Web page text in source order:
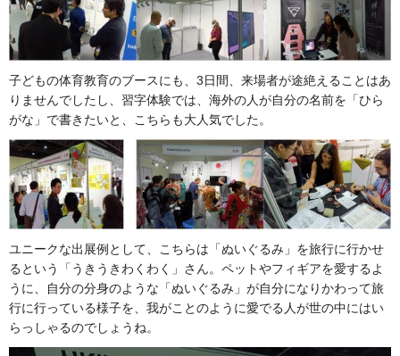
子どもの体育教育のブースにも、3日間、来場者が途絶えることはあ
りませんでしたし、習字体験では、海外の人が自分の名前を「ひら
がな」で書きたいと、こちらも大人気でした。
ユニークな出展例として、こちらは「ぬいぐるみ」を旅行に行かせ
るという「うきうきわくわく」さん。ペットやフィギアを愛するよ
うに、自分の分身のような「ぬいぐるみ」が自分になりかわって旅
行に行っている様子を、我がことのように愛でる人が世の中にはい
らっしゃるのでしょうね。